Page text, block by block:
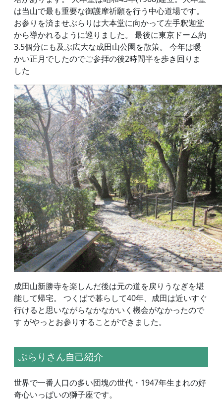
は当山で最も重要な御護摩祈願を行う中心道場です。
お参りを済ませぶらりは大本堂に向かって左手釈迦堂
から導かれるように巡りました。 最後に東京ドーム約
3.5個分にも及ぶ広大な成田山公園を散策。 今年は暖
かい正月でしたのでご参拝の後2時間半を歩き回りま
した
成田山新勝寺を楽しんだ後は元の道を戻りうなぎを堪
能して帰宅。 つくばで暮らして40年、成田は近いすぐ
行けると思いながらなかなかいく機会がなかったので
す がやっとお参りすることができました。
ぶらりさん自己紹介
世界で一番人口の多い団塊の世代・1947年生まれの好
奇心いっぱいの獅子座です。